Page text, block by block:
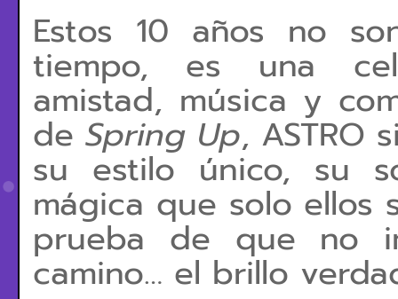
Estos 10 años no
tiempo, es una
amistad, música y
de Spring Up, ASTRO
su estilo único, su
mágica que solo ellos
prueba de que no
camino… el brillo